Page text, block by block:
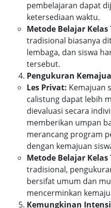
pembelajaran dapat
ketersediaan waktu.
Metode Belajar
tradisional biasanya
lembaga, dan siswa
tersebut.
Pengukuran
Les Privat: Kemajuan
calistung dapat lebih
dievaluasi secara
memberikan umpan
merancang program
dengan kemajuan
Metode Belajar
tradisional,
bersifat umum dan
mencerminkan
Kemungkinan